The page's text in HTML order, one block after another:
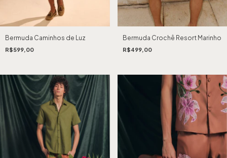
Bermuda Caminhos de Luz
R$599,00
Bermuda Crochê Resort Marinho
R$499,00